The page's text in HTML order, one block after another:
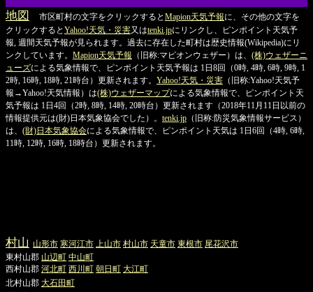
地図 市区町村の文字をクリックするとMapion天気予報に、その他の文字を
クリックするとYahoo!天気・災害又はtenki.jpにリンクし、ピンポイント天気予
報, 週間天気予報が見られます。過去に存在した町村は歴史情報(Wikipedia)にリ
ンクしています。 Mapion天気予報 （旧称:マピオンウェザー）は、 (株)ウェザーニ
ューズによる気象情報で、ピンポイント天気予報は 1日8回（0時, 4時, 6時, 9時, 1
2時, 16時, 18時, 21時台）更新されます。 Yahoo!天気・災害 （旧称:Yahoo!天気予
報→Yahoo!天気情報）は(株)ウェザーマップによる気象情報で、ピンポイント天
気予報は 1日4回（2時, 8時, 14時, 20時台）更新されます（2018年11月11日以前の
情報提供元は(財)日本気象協会でした）。 tenki.jp （旧称:防災気象情報サービス）
は、 (財)日本気象協会による気象情報で、ピンポイント天気は 1日6回（4時, 6時,
11時, 12時, 16時, 18時台）更新されます。
村山 山形市 寒河江市 上山市 村山市 天童市 東根市 尾花沢市
東村山郡 山辺町 中山町
西村山郡 河北町 西川 町 朝日 町 大江町
北村山郡 大石田町